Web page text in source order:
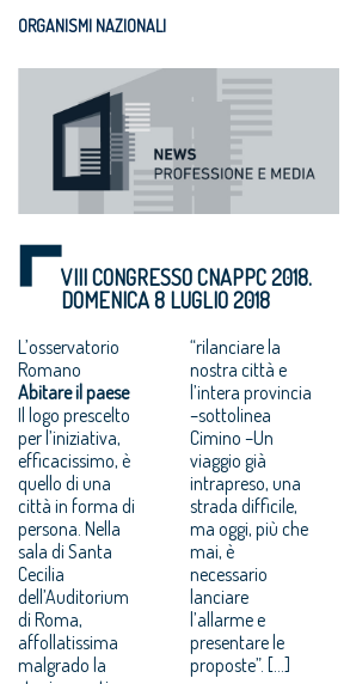
ORGANISMI NAZIONALI
VIII CONGRESSO CNAPPC 2018.
DOMENICA 8 LUGLIO 2018
L’osservatorio
Romano
Abitare il paese
Il logo prescelto
per l’iniziativa,
efficacissimo, è
quello di una
città in forma di
persona. Nella
sala di Santa
Cecilia
dell’Auditorium
di Roma,
affollatissima
malgrado la
“rilanciare la
nostra città e
l’intera provincia
–sottolinea
Cimino –Un
viaggio già
intrapreso, una
strada difficile,
ma oggi, più che
mai, è
necessario
lanciare
l’allarme e
presentare le
proposte”. […]